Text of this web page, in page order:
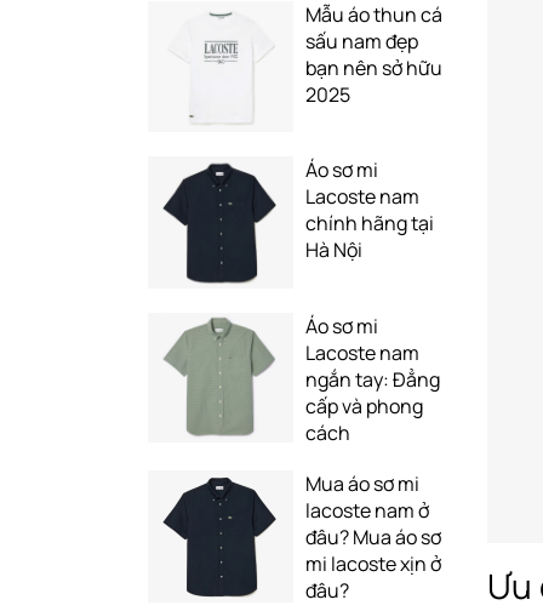
Mẫu áo thun cá
sấu nam đẹp
bạn nên sở hữu
2025
Áo sơ mi
Lacoste nam
chính hãng tại
Hà Nội
Áo sơ mi
Lacoste nam
ngắn tay: Đẳng
cấp và phong
cách
Mua áo sơ mi
lacoste nam ở
đâu? Mua áo sơ
mi lacoste xịn ở
đâu?
Ưu